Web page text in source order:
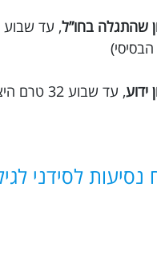
שהתגלה בחו”ל
ידוע, עד שבוע 32 טרם היציאה מהארץ.
נסיעות לסידני